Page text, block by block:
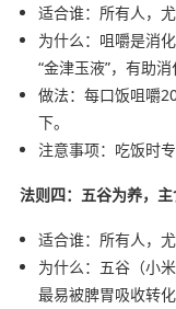
适合谁：所有人，
为什么：咀嚼是消
“金津玉液”，有助消
做法：每口饭咀嚼
下。
注意事项：吃饭时
法则四：五谷为养，主
适合谁：所有人，
为什么：五谷（小
最易被脾胃吸收转